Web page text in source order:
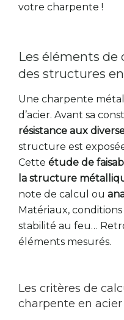
votre charpente !
Les éléments
des structures
Une charpente
d’acier. Avant sa
résistance aux
structure est
Cette étude de
la structure
note de calcul ou
Matériaux,
stabilité au feu…
éléments mesurés.
Les critères de
charpente en acier